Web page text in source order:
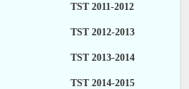
TST 2011-2012
TST 2012-2013
TST 2013-2014
TST 2014-2015